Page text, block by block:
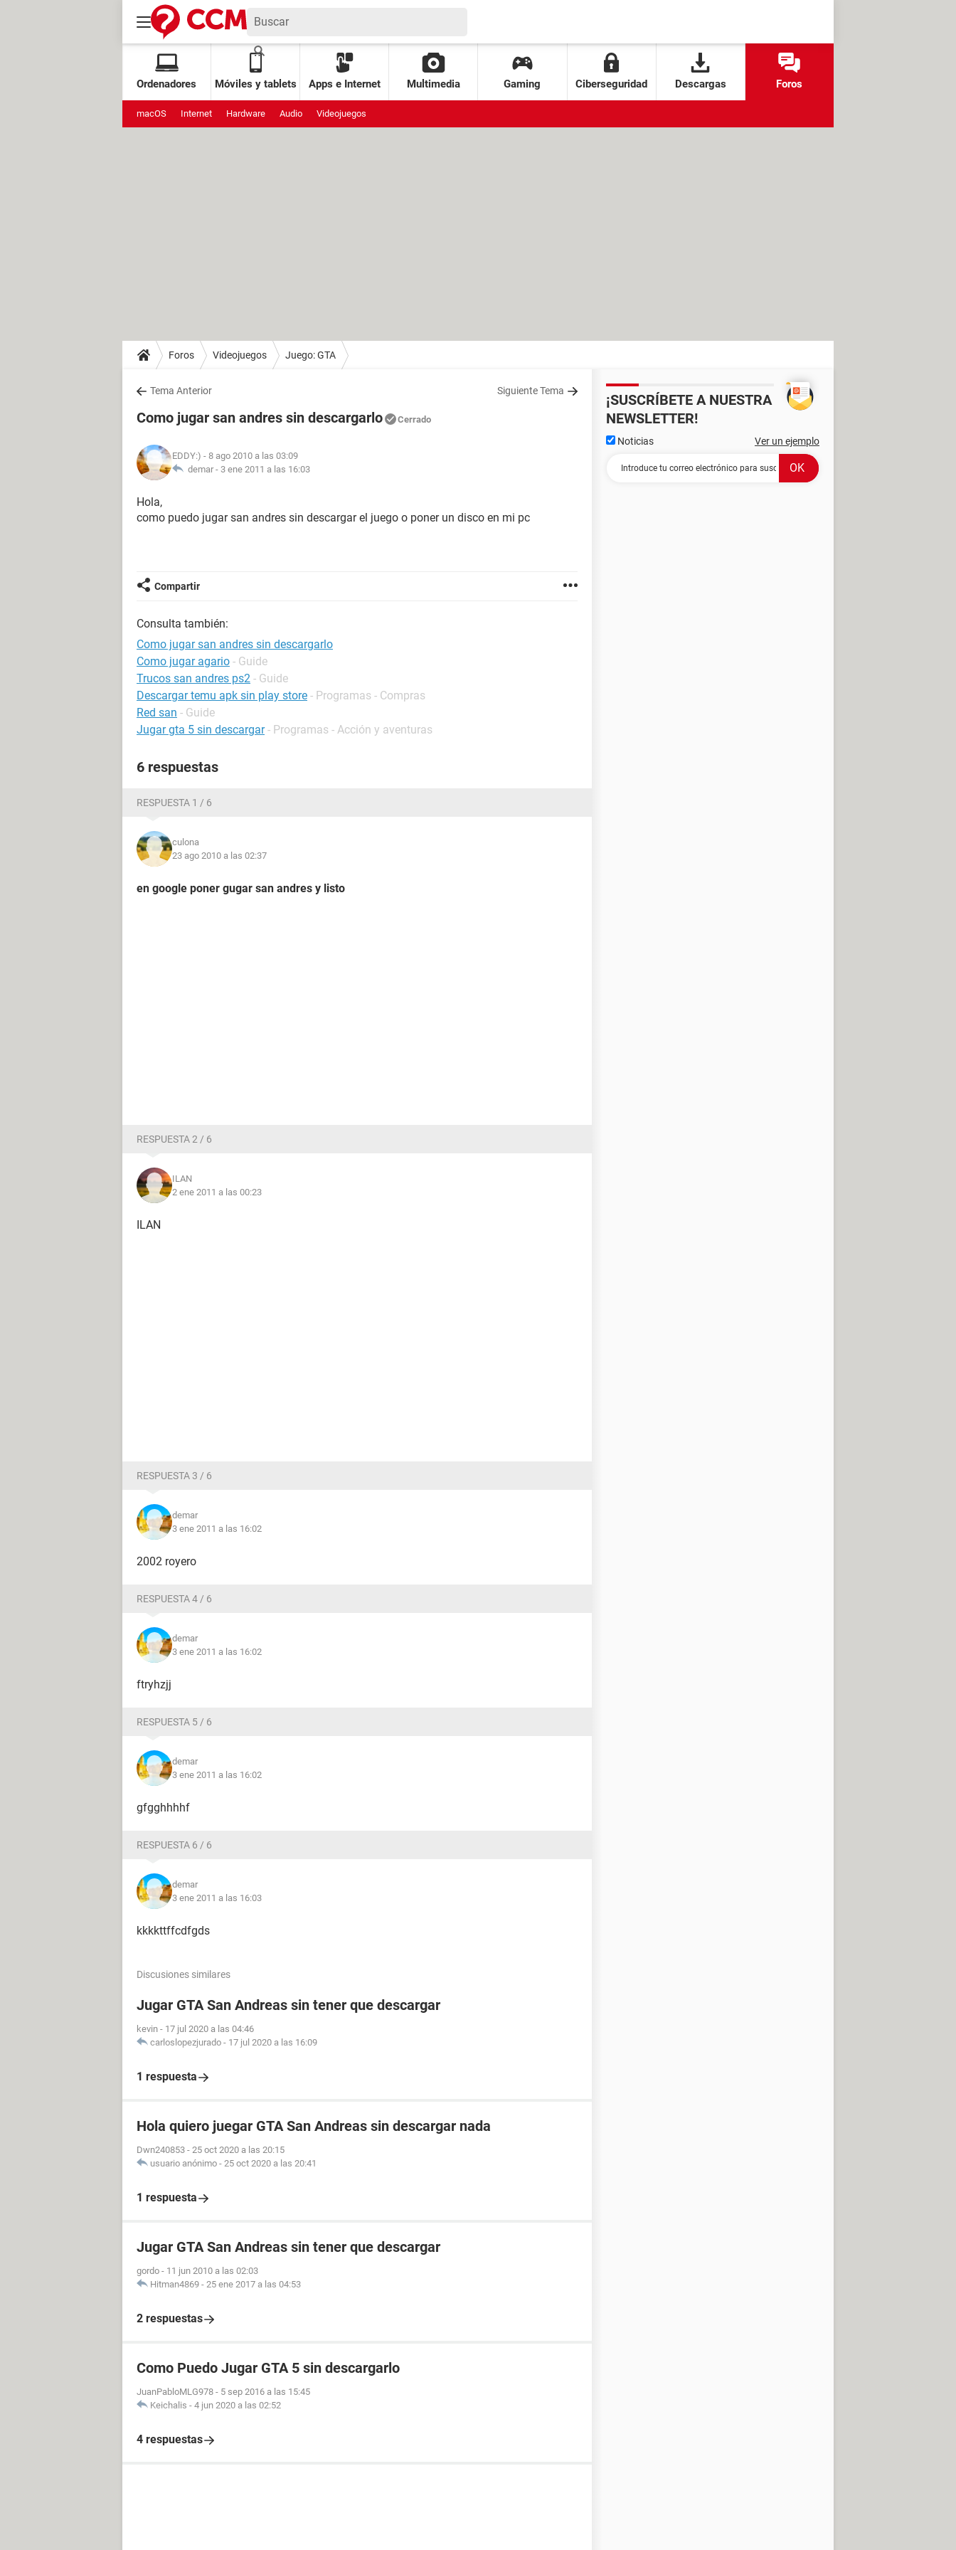
Ordenadores Móviles y tablets Apps e Internet Multimedia Gaming Ciberseguridad Descargas Foros
macOS Internet Hardware Audio Videojuegos
Foros Videojuegos Juego: GTA
Tema Anterior Siguiente Tema
Como jugar san andres sin descargarlo Cerrado
EDDY:) - 8 ago 2010 a las 03:09
demar - 3 ene 2011 a las 16:03
Hola,
como puedo jugar san andres sin descargar el juego o poner un disco en mi pc
Compartir
Consulta también:
Como jugar san andres sin descargarlo
Como jugar agario - Guide
Trucos san andres ps2 - Guide
Descargar temu apk sin play store - Programas - Compras
Red san - Guide
Jugar gta 5 sin descargar - Programas - Acción y aventuras
6 respuestas
RESPUESTA 1 / 6
culona
23 ago 2010 a las 02:37
en google poner gugar san andres y listo
RESPUESTA 2 / 6
ILAN
2 ene 2011 a las 00:23
ILAN
RESPUESTA 3 / 6
demar
3 ene 2011 a las 16:02
2002 royero
RESPUESTA 4 / 6
demar
3 ene 2011 a las 16:02
ftryhzjj
RESPUESTA 5 / 6
demar
3 ene 2011 a las 16:02
gfgghhhhf
RESPUESTA 6 / 6
demar
3 ene 2011 a las 16:03
kkkkttffcdfgds
Discusiones similares
Jugar GTA San Andreas sin tener que descargar
kevin - 17 jul 2020 a las 04:46
carloslopezjurado - 17 jul 2020 a las 16:09
1 respuesta
Hola quiero juegar GTA San Andreas sin descargar nada
Dwn240853 - 25 oct 2020 a las 20:15
usuario anónimo - 25 oct 2020 a las 20:41
1 respuesta
Jugar GTA San Andreas sin tener que descargar
gordo - 11 jun 2010 a las 02:03
Hitman4869 - 25 ene 2017 a las 04:53
2 respuestas
Como Puedo Jugar GTA 5 sin descargarlo
JuanPabloMLG978 - 5 sep 2016 a las 15:45
Keichalis - 4 jun 2020 a las 02:52
4 respuestas
¡SUSCRÍBETE A NUESTRA
NEWSLETTER!
Noticias Ver un ejemplo